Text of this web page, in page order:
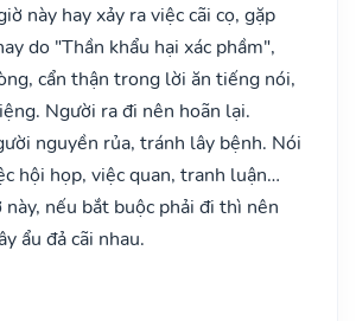
này hay xảy ra việc cãi cọ, gặp
do "Thần khẩu hại xác phầm",
cẩn thận trong lời ăn tiếng nói,
Người ra đi nên hoãn lại.
nguyền rủa, tránh lây bệnh. Nói
hội họp, việc quan, tranh luận…
nếu bắt buộc phải đi thì nên
ẩu đả cãi nhau.